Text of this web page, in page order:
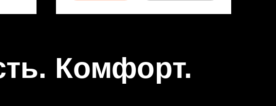
Комфорт.